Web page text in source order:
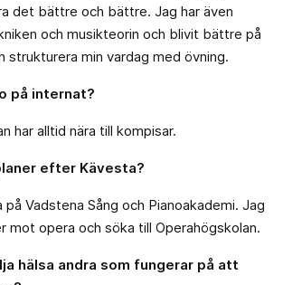
det bättre och bättre. Jag har även
och musikteorin och blivit bättre på
strukturera min vardag med övning.
på internat?
har alltid nära till kompisar.
efter Kävesta?
på Vadstena Sång och Pianoakademi. Jag
mot opera och söka till Operahögskolan.
hälsa andra som fungerar på att